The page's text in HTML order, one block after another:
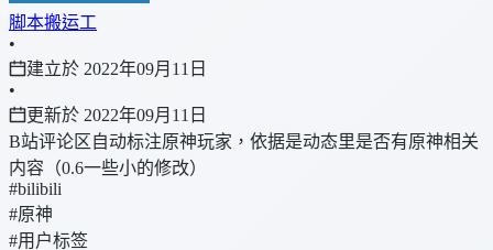
脚本搬运工
•
建立於 2022年09月11日
•
更新於 2022年09月11日
B站评论区自动标注原神玩家，依据是动态里是否有原神相关
内容（0.6一些小的修改）
#bilibili
#原神
#用户标签